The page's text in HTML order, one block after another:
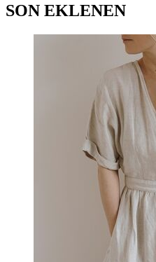
SON EKLENEN